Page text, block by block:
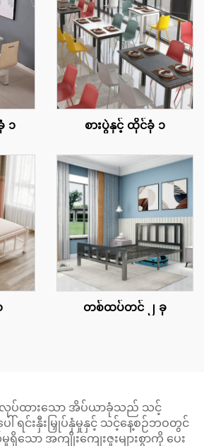
၁ စားပွဲနှင့် ထိုင်ခုံ ၁
တစ်ထပ်တင် ၂ ခု
ြုလုပ်ထားသော အိပ်ယာခုံသည် သင့်
ါ် ရင်းနှီးမြှုပ်နှံမှုနှင့် သင့်နေ့စဉ်ဘဝတွင်
ာ အကျိုးကျေးဇူးများစွာကို ပေး